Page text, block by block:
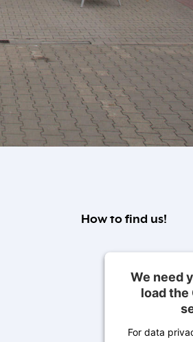
How to find us!
We need
load the
For data